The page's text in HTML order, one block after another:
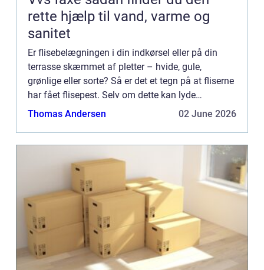
rette hjælp til vand, varme og
sanitet
Er flisebelægningen i din indkørsel eller på din
terrasse skæmmet af pletter – hvide, gule,
grønlige eller sorte? Så er det et tegn på at fliserne
har fået flisepest. Selv om dette kan lyde
voldsomt er der ikke noget at være direkte nervøs
Thomas Andersen 02 June 2026